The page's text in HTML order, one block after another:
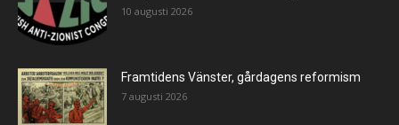
10 augusti 2026
Framtidens Vänster, gårdagens reformism
7 augusti 2026